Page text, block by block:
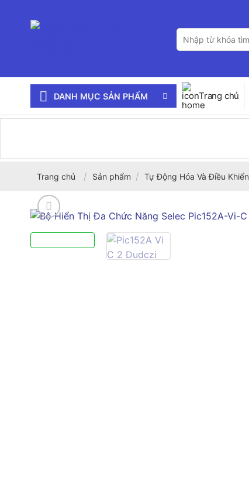
Tìm
kiếm:
DANH MỤC SẢN PHẨM Trang chủ
Trang chủ / Sản phẩm / Tự Động Hóa Và Điều Khiển